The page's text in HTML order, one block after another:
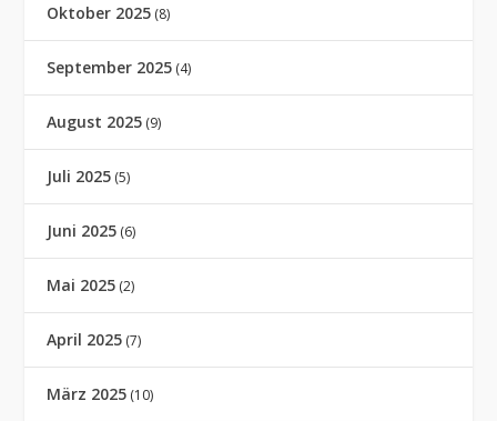
Oktober 2025 (8)
September 2025 (4)
August 2025 (9)
Juli 2025 (5)
Juni 2025 (6)
Mai 2025 (2)
April 2025 (7)
März 2025 (10)